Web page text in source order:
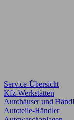
Service-Übersicht
Kfz-Werkstätten
Autohäuser und
Autoteile-Händler